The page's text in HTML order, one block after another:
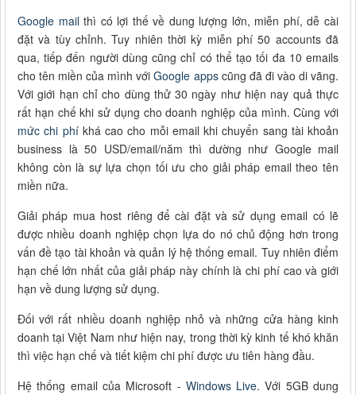
Google mailthì có lợi thế về dung lượng lớn, miễn phí, dễ cài
đặt và tùy chỉnh. Tuy nhiên thời kỳ miễn phí 50 accounts đã
qua, tiếp đến người dùng cũng chỉ có thể tạo tối đa 10 emails
cho tên miền của mình vớiGoogle apps cũng đã đi vào di vãng.
Với giới hạn chỉ cho dùng thử 30 ngày như hiện nay quả thực
rất hạn chế khi sử dụng cho doanh nghiệp của mình. Cùng với
mức chi phíkhá cao cho mỗi email khi chuyển sang tài khoản
business là 50 USD/email/năm thì dường như Google mail
không còn là sự lựa chọn tối ưu cho giải pháp email theo tên
miền nữa.
Giải pháp mua host riêng để cài đặt và sử dụng email có lẽ
được nhiều doanh nghiệp chọn lựa do nó chủ động hơn trong
vấn đề tạo tài khoản và quản lý hệ thống email. Tuy nhiên điểm
hạn chế lớn nhất của giải pháp này chính là chi phí cao và giới
hạn về dung lượng sử dụng.
Đối với rất nhiều doanh nghiệp nhỏ và những cửa hàng kinh
doanh tại Việt Nam như hiện nay, trong thời kỳ kinh tế khó khăn
thì việc hạn chế và tiết kiệm chi phí được ưu tiên hàng đầu.
Hệ thống email của Microsoft - Windows Live. Với 5GB dung